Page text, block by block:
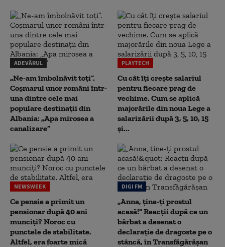
ADEVĂRUL
„Ne-am îmbolnăvit toți”.
Coșmarul unor români într-
una dintre cele mai
populare destinații din
Albania: „Apa mirosea a
canalizare”
PLAYTECH
Cu cât îți crește salariul
pentru fiecare prag de
vechime. Cum se aplică
majorările din noua Lege a
salarizării după 3, 5, 10, 15
și...
NEWSWEEK
Ce pensie a primit un
pensionar după 40 ani
munciți? Noroc cu
punctele de stabilitate.
Altfel, era foarte mică
DIGI FM
„Anna, ţine-ţi prostul
acasă!" Reacţii după ce un
bărbat a desenat o
declaraţie de dragoste pe o
stâncă, în Transfăgărăşan